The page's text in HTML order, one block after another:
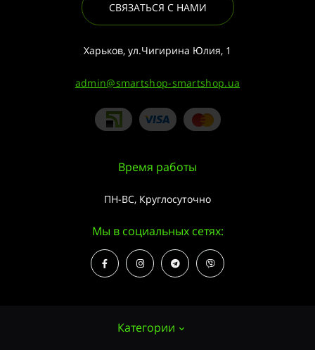
СВЯЗАТЬСЯ С НАМИ
Харьков, ул.Чигирина Юлия, 1
admin@smartshop-smartshop.ua
Категории
Время работы
ПН-ВС, Круглосуточно
Мы в социальных сетях: